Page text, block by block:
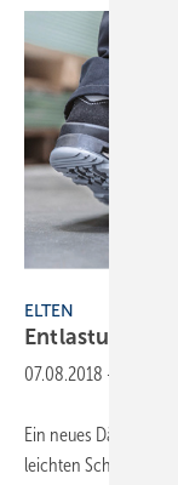
ELTEN
Entlastung,
07.08.2018 -
Ein neues
leichten Schritt